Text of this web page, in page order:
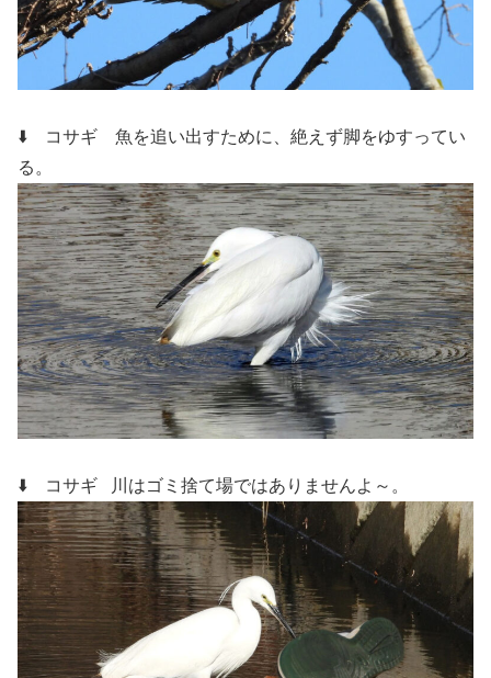
⬇️ コサギ 魚を追い出すために、絶えず脚をゆすってい
る。
⬇️ コサギ 川はゴミ捨て場ではありませんよ～。